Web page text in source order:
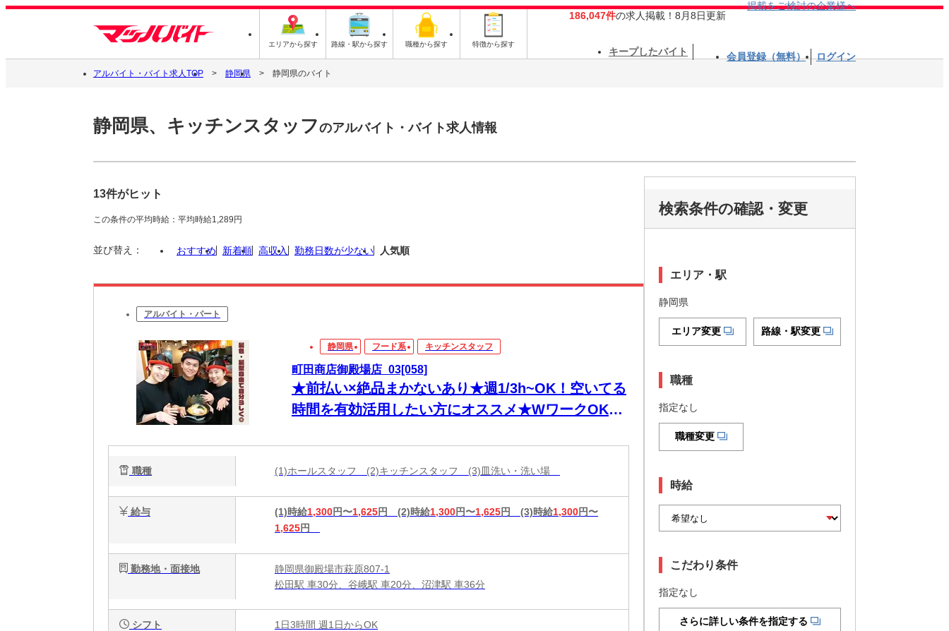
エリアから探す 路線・駅から探す 職種から探す 特徴から探す
186,047件の求人掲載！8月8日更新
掲載をご検討の企業様へ
キープしたバイト 会員登録（無料） ログイン
アルバイト・バイト求人TOP 静岡県 静岡県のバイト
静岡県、キッチンスタッフのアルバイト・バイト求人情報
13件がヒット
この条件の平均時給：平均時給1,289円
並び替え： おすすめ 新着順 高収入 勤務日数が少ない 人気順
アルバイト・パート
静岡県 フード系 キッチンスタッフ
町田商店御殿場店_03[058]
★前払い×絶品まかないあり★週1/3h~OK！空いてる
時間を有効活用したい方にオススメ★WワークOK！
職種 (1)ホールスタッフ (2)キッチンスタッフ (3)皿洗い・洗い場
給与 (1)時給1,300円〜1,625円 (2)時給1,300円〜1,625円 (3)時給1,300円〜
1,625円
勤務地・面接地
静岡県御殿場市萩原807-1
松田駅 車30分、谷峨駅 車20分、沼津駅 車36分
シフト 1日3時間 週1日からOK
検索条件の確認・変更
エリア・駅
静岡県
エリア変更 路線・駅変更
職種
指定なし
職種変更
時給
こだわり条件
指定なし
さらに詳しい条件を指定する